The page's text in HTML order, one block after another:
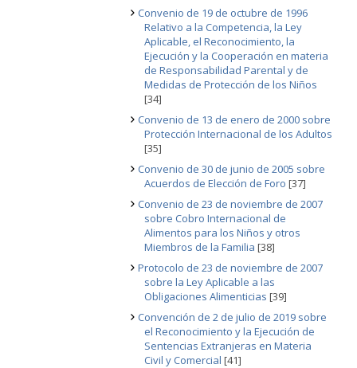
Convenio de 19 de octubre de 1996
Relativo a la Competencia, la Ley
Aplicable, el Reconocimiento, la
Ejecución y la Cooperación en materia
de Responsabilidad Parental y de
Medidas de Protección de los Niños
[34]
Convenio de 13 de enero de 2000 sobre
Protección Internacional de los Adultos
[35]
Convenio de 30 de junio de 2005 sobre
Acuerdos de Elección de Foro [37]
Convenio de 23 de noviembre de 2007
sobre Cobro Internacional de
Alimentos para los Niños y otros
Miembros de la Familia [38]
Protocolo de 23 de noviembre de 2007
sobre la Ley Aplicable a las
Obligaciones Alimenticias [39]
Convención de 2 de julio de 2019 sobre
el Reconocimiento y la Ejecución de
Sentencias Extranjeras en Materia
Civil y Comercial [41]